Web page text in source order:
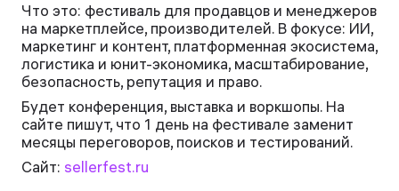
Что это: фестиваль для продавцов и менеджеров
на маркетплейсе, производителей. В фокусе: ИИ,
маркетинг и контент, платформенная экосистема,
логистика и юнит-экономика, масштабирование,
безопасность, репутация и право.
Будет конференция, выставка и воркшопы. На
сайте пишут, что 1 день на фестивале заменит
месяцы переговоров, поисков и тестирований.
Сайт: sellerfest.ru